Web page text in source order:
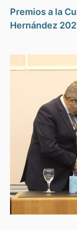
Premios a la
Hernández